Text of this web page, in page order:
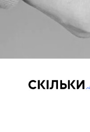
Скільки-